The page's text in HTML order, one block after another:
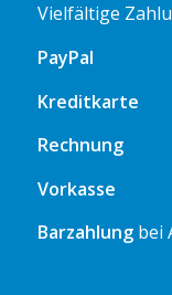
Vielfältige
PayPal
Kreditkarte
Rechnung
Vorkasse
Barzahlungbei